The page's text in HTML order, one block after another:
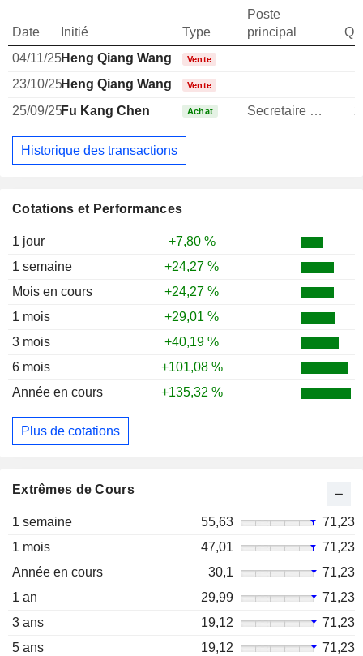
Cotations et Performances
1 jour
+7,80 %
1 semaine
+24,27 %
Mois en cours
+24,27 %
1 mois
+29,01 %
3 mois
+40,19 %
6 mois
+101,08 %
Année en cours
+135,32 %
Plus de cotations
Extrêmes de Cours
1 semaine 55,63
71,23
1 mois
47,01
71,23
Année en cours
30,1
71,23
1 an
29,99
71,23
3 ans
19,12
71,23
5 ans
19,12
71,23
Date Initié Type
Poste
principal
04/11/25Heng Qiang Wang Vente
23/10/25Heng Qiang Wang Vente
25/09/25Fu Kang Chen Achat Secretaire general
Historique des transactions